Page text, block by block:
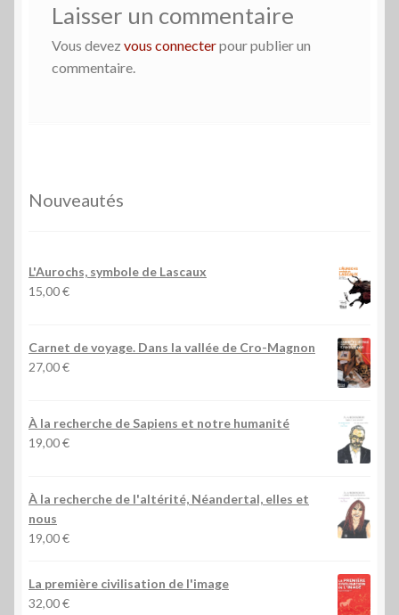
Laisser un commentaire
Vous devez vous connecterpour publier un
commentaire.
Nouveautés
L'Aurochs, symbole de Lascaux
15,00€
Carnet de voyage. Dans la vallée de Cro-Magnon
27,00€
À la recherche de Sapiens et notre humanité
19,00€
À la recherche de l'altérité, Néandertal, elles et
nous
19,00€
La première civilisation de l'image
32,00€